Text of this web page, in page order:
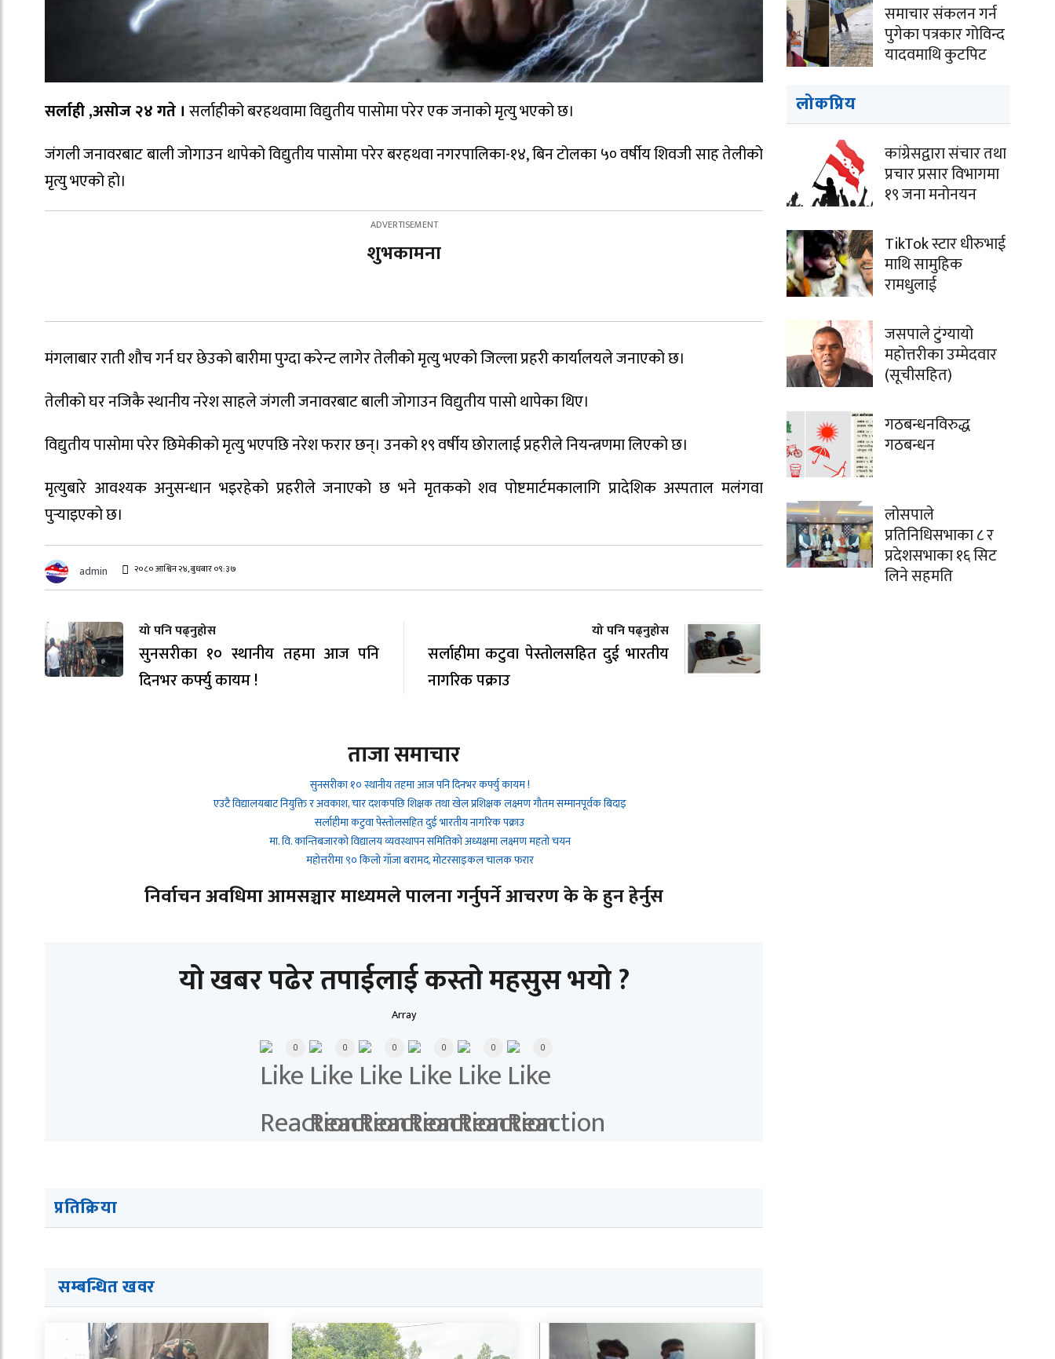
सर्लाही ,असोज २४ गते । सर्लाहीको बरहथवामा विद्युतीय पासोमा परेर एक जनाको मृत्यु भएको छ।
जंगली जनावरबाट बाली जोगाउन थापेको विद्युतीय पासोमा परेर बरहथवा नगरपालिका-१४, बिन टोलका ५० वर्षीय शिवजी साह तेलीको
मृत्यु भएको हो।
शुभकामना
मंगलाबार राती शौच गर्न घर छेउको बारीमा पुग्दा करेन्ट लागेर तेलीको मृत्यु भएको जिल्ला प्रहरी कार्यालयले जनाएको छ।
तेलीको घर नजिकै स्थानीय नरेश साहले जंगली जनावरबाट बाली जोगाउन विद्युतीय पासो थापेका थिए।
विद्युतीय पासोमा परेर छिमेकीको मृत्यु भएपछि नरेश फरार छन्। उनको १९ वर्षीय छोरालाई प्रहरीले नियन्त्रणमा लिएको छ।
मृत्युबारे आवश्यक अनुसन्धान भइरहेको प्रहरीले जनाएको छ भने मृतकको शव पोष्टमार्टमकालागि प्रादेशिक अस्पताल मलंगवा
पुर्‍याइएको छ।
admin २०८० आश्विन २४, बुधबार ०९:३७
यो पनि पढ्नुहोस
सुनसरीका १० स्थानीय तहमा आज पनि
दिनभर कर्फ्यु कायम !
यो पनि पढ्नुहोस
सर्लाहीमा कटुवा पेस्तोलसहित दुई भारतीय
नागरिक पक्राउ
ताजा समाचार
सुनसरीका १० स्थानीय तहमा आज पनि दिनभर कर्फ्यु कायम !
एउटै विद्यालयबाट नियुक्ति र अवकाश, चार दशकपछि शिक्षक तथा खेल प्रशिक्षक लक्ष्मण गौतम सम्मानपूर्वक बिदाइ
सर्लाहीमा कटुवा पेस्तोलसहित दुई भारतीय नागरिक पक्राउ
मा. वि. कान्तिबजारको विद्यालय व्यवस्थापन समितिको अध्यक्षमा लक्ष्मण महतो चयन
महोत्तरीमा ९० किलो गाँजा बरामद, मोटरसाइकल चालक फरार
निर्वाचन अवधिमा आमसञ्चार माध्यमले पालना गर्नुपर्ने आचरण के के हुन हेर्नुस
यो खबर पढेर तपाईलाई कस्तो महसुस भयो ?
Array
0 0 0 0 0 0
प्रतिक्रिया
सम्बन्धित खवर
समाचार संकलन गर्न
पुगेका पत्रकार गोविन्द
यादवमाथि कुटपिट
लोकप्रिय
कांग्रेसद्वारा संचार तथा
प्रचार प्रसार विभागमा
१९ जना मनोनयन
TikTok स्टार धीरुभाई
माथि सामुहिक
रामधुलाई
जसपाले टुंग्यायो
महोत्तरीका उम्मेदवार
(सूचीसहित)
गठबन्धनविरुद्ध
गठबन्धन
लोसपाले
प्रतिनिधिसभाका ८ र
प्रदेशसभाका १६ सिट
लिने सहमति